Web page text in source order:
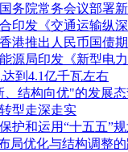
务院常务会议部署
印发《交通运输纵
港推出人民币国债
源局印发《新型电力
到4.1亿千瓦左右
结构向优"的发展
型走深走实
护和运用“十五五”规
局优化与结构调整